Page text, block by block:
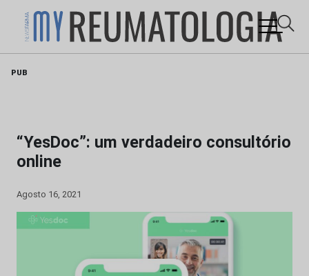
PUB
“YesDoc”: um verdadeiro consultório
online
Agosto 16, 2021